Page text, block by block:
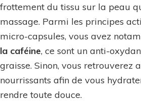
frottement du tissu sur la peau
massage. Parmi les principes
micro-capsules, vous avez
la caféine, ce sont un anti-
graisse. Sinon, vous retrouverez
nourrissants afin de vous
rendre toute douce.